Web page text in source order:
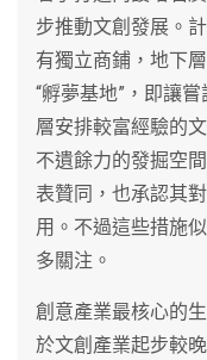
步推動文創發展。
有獨立商鋪，地下
“孵夢基地”，即讓
層安排較富經驗的
不遺餘力的發掘空
表贊同，也承認其
用。不過這些措施
多關注。
創意產業最核心的
於文創產業起步較